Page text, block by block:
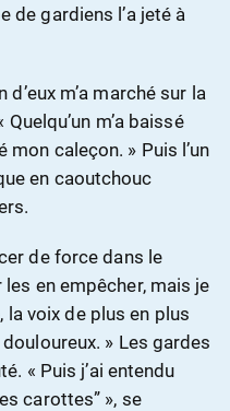
de gardiens l’a jeté à
m’a marché sur la
m’a baissé
mon caleçon. » Puis l’un
en caoutchouc
de force dans le
en empêcher, mais je
la voix de plus en plus
» Les gardes
« Puis j’ai entendu
carottes” », se